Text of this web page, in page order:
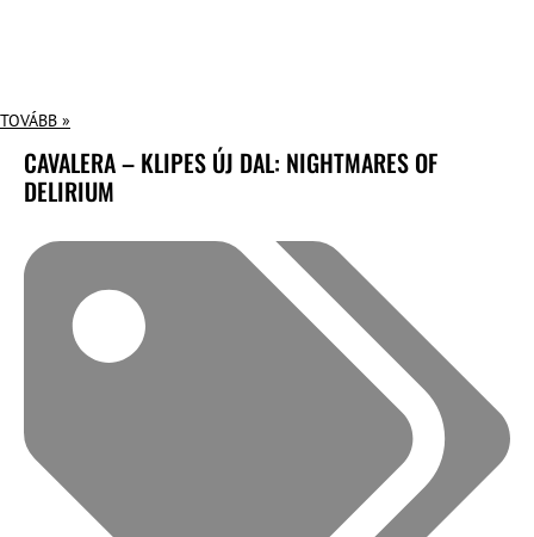
TOVÁBB »
CAVALERA – KLIPES ÚJ DAL: NIGHTMARES OF
DELIRIUM